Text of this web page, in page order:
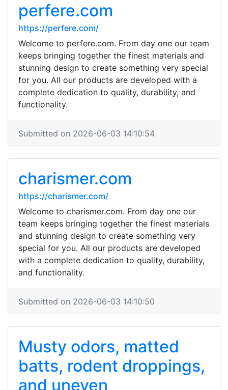
perfere.com
https://perfere.com/
Welcome to perfere.com. From day one our team
keeps bringing together the finest materials and
stunning design to create something very special
for you. All our products are developed with a
complete dedication to quality, durability, and
functionality.
Submitted on 2026-06-03 14:10:54
charismer.com
https://charismer.com/
Welcome to charismer.com. From day one our
team keeps bringing together the finest materials
and stunning design to create something very
special for you. All our products are developed
with a complete dedication to quality, durability,
and functionality.
Submitted on 2026-06-03 14:10:50
Musty odors, matted
batts, rodent droppings,
and uneven